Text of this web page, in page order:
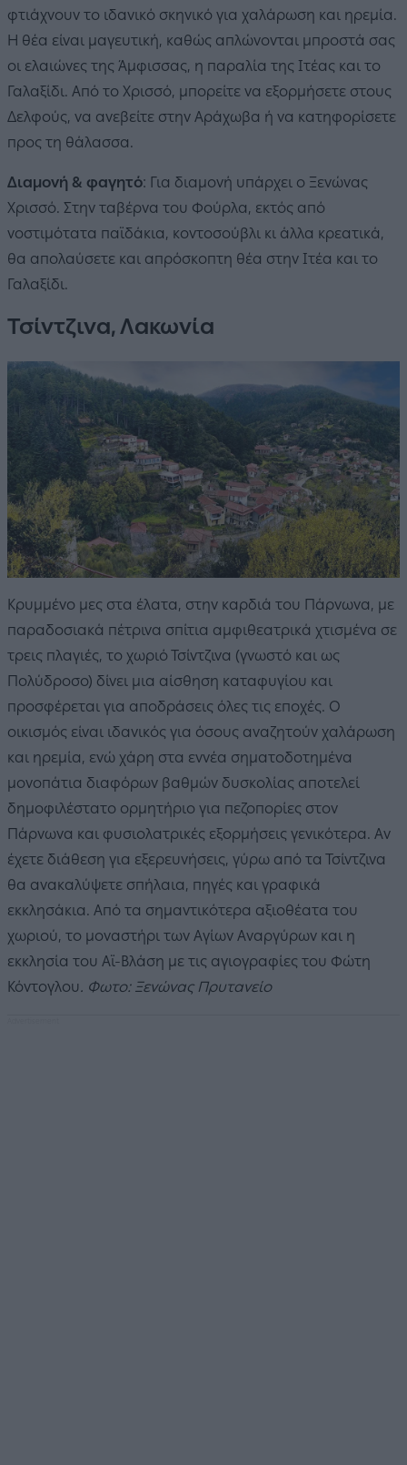
φτιάχνουν το ιδανικό σκηνικό για χαλάρωση και ηρεμία.
Η θέα είναι μαγευτική, καθώς απλώνονται μπροστά σας
οι ελαιώνες της Άμφισσας, η παραλία της Ιτέας και το
Γαλαξίδι. Από το Χρισσό, μπορείτε να εξορμήσετε στους
Δελφούς, να ανεβείτε στην Αράχωβα ή να κατηφορίσετε
προς τη θάλασσα.
Διαμονή & φαγητό: Για διαμονή υπάρχει ο Ξενώνας
Χρισσό. Στην ταβέρνα του Φούρλα, εκτός από
νοστιμότατα παϊδάκια, κοντοσούβλι κι άλλα κρεατικά,
θα απολαύσετε και απρόσκοπτη θέα στην Ιτέα και το
Γαλαξίδι.
Τσίντζινα, Λακωνία
Κρυμμένο μες στα έλατα, στην καρδιά του Πάρνωνα, με
παραδοσιακά πέτρινα σπίτια αμφιθεατρικά χτισμένα σε
τρεις πλαγιές, το χωριό Τσίντζινα (γνωστό και ως
Πολύδροσο) δίνει μια αίσθηση καταφυγίου και
προσφέρεται για αποδράσεις όλες τις εποχές. Ο
οικισμός είναι ιδανικός για όσους αναζητούν χαλάρωση
και ηρεμία, ενώ χάρη στα εννέα σηματοδοτημένα
μονοπάτια διαφόρων βαθμών δυσκολίας αποτελεί
δημοφιλέστατο ορμητήριο για πεζοπορίες στον
Πάρνωνα και φυσιολατρικές εξορμήσεις γενικότερα. Αν
έχετε διάθεση για εξερευνήσεις, γύρω από τα Τσίντζινα
θα ανακαλύψετε σπήλαια, πηγές και γραφικά
εκκλησάκια. Από τα σημαντικότερα αξιοθέατα του
χωριού, το μοναστήρι των Αγίων Αναργύρων και η
εκκλησία του Αϊ-Βλάση με τις αγιογραφίες του Φώτη
Κόντογλου. Φωτo: Ξενώνας Πρυτανείο